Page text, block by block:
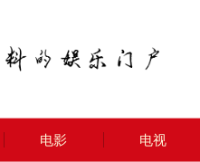
电影 电视